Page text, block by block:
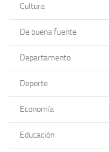
Cultura
De buena fuente
Departamento
Deporte
Economía
Educación